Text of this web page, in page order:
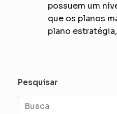
possuem um
que os planos
plano
Pesquisar
Search